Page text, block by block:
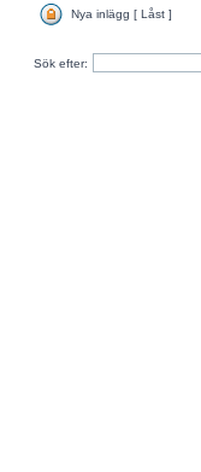
Nya inlägg [ Låst ]
Sök efter: